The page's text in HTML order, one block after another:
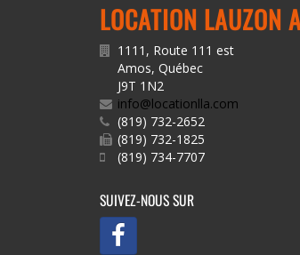
LOCATION LAUZON
1111, Route 111 est
Amos, Québec
J9T 1N2
info@locationlla.com
(819) 732-2652
(819) 732-1825
(819) 734-7707
SUIVEZ-NOUS SUR